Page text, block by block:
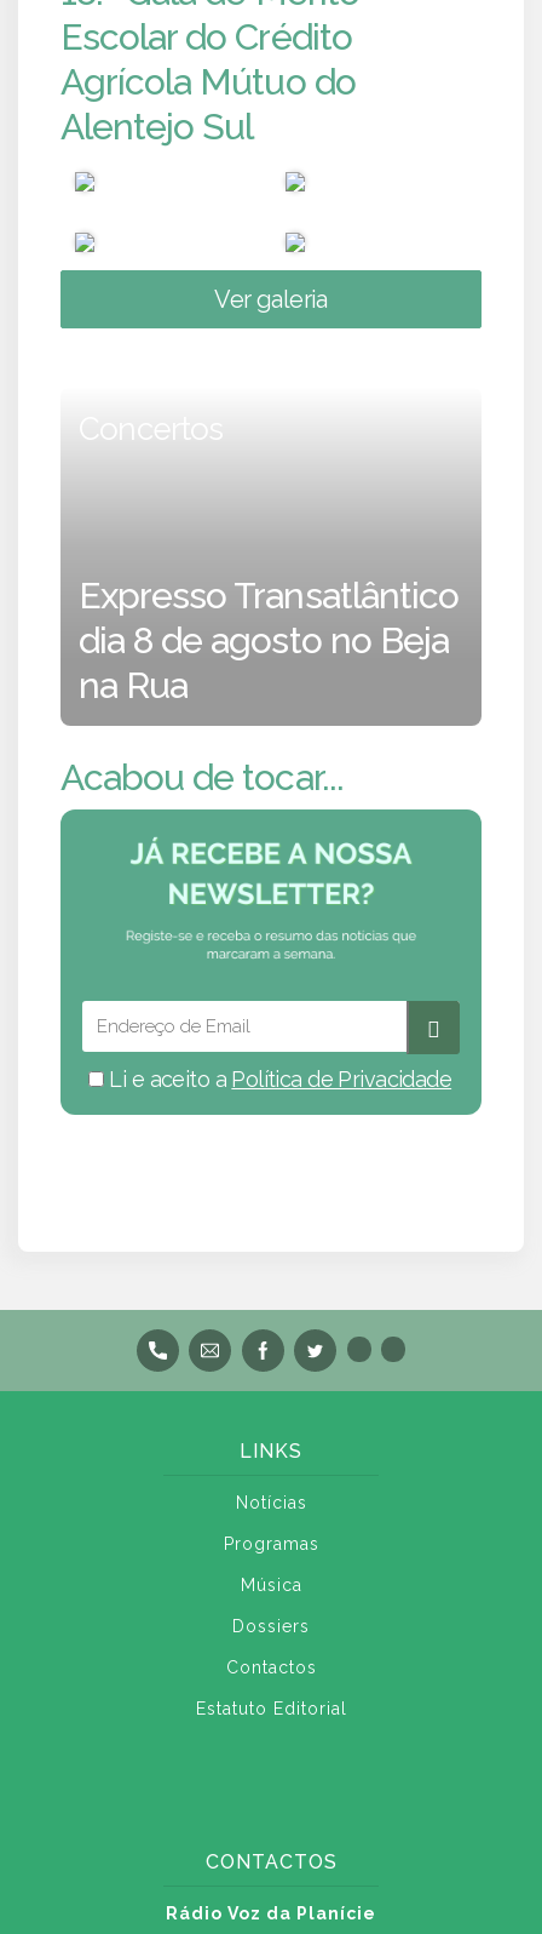
Escolar do Crédito
Agrícola Mútuo do
Alentejo Sul
Ver galeria
Concertos
Expresso Transatlântico
dia 8 de agosto no Beja
na Rua
Acabou de tocar...
Li e aceito a Política de Privacidade
LINKS
Notícias
Programas
Música
Dossiers
Contactos
Estatuto Editorial
CONTACTOS
Rádio Voz da Planície